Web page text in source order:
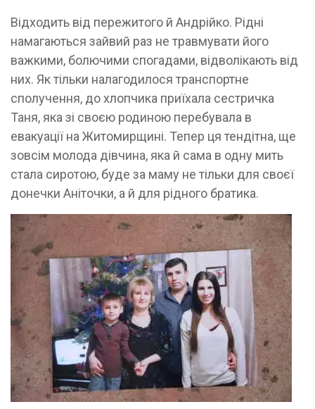
Відходить від пережитого й Андрійко. Рідні
намагаються зайвий раз не травмувати його
важкими, болючими спогадами, відволікають від
них. Як тільки налагодилося транспортне
сполучення, до хлопчика приїхала сестричка
Таня, яка зі своєю родиною перебувала в
евакуації на Житомирщині. Тепер ця тендітна, ще
зовсім молода дівчина, яка й сама в одну мить
стала сиротою, буде за маму не тільки для своєї
донечки Аніточки, а й для рідного братика.